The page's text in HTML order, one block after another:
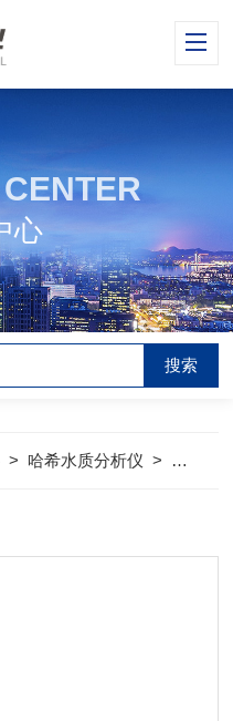
心
> 哈希水质分析仪 > 哈希